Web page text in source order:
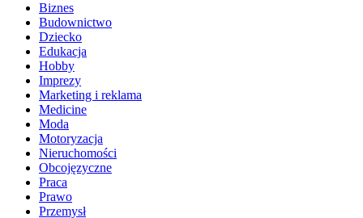
Biznes
Budownictwo
Dziecko
Edukacja
Hobby
Imprezy
Marketing i reklama
Medicine
Moda
Motoryzacja
Nieruchomości
Obcojęzyczne
Praca
Prawo
Przemysł